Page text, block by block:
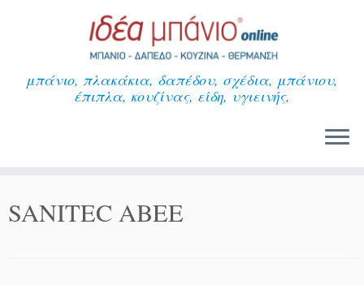
μπάνιο, πλακάκια, δαπέδου, σχέδια, μπάνιου,
έπιπλα, κουζίνας, είδη, υγιεινής,
SANITEC ABEE